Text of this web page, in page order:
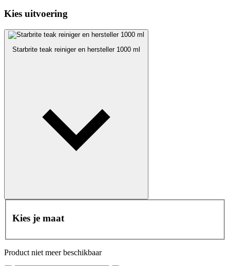
Kies uitvoering
Starbrite teak reiniger en hersteller 1000 ml
Kies je maat
Product niet meer beschikbaar